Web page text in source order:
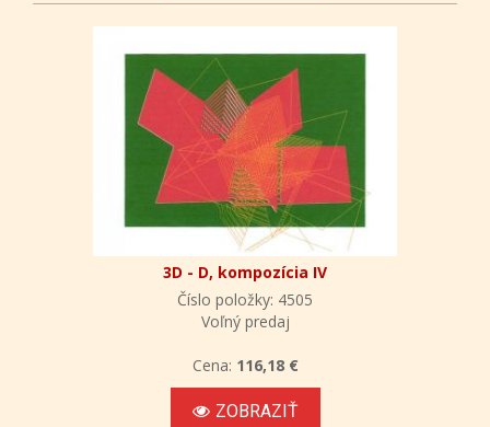
3D - D, kompozícia IV
Číslo položky: 4505
Voľný predaj
Cena: 116,18 €
ZOBRAZIŤ